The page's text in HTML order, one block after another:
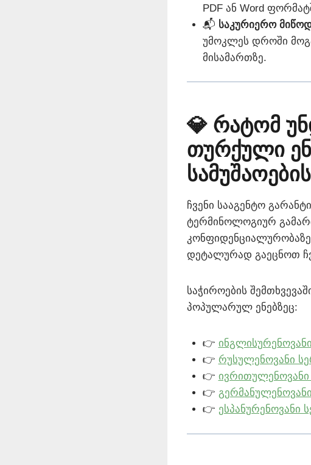
PDF ან Word
📬 საკურიერო
უმოკლეს დროში
მისამართზე.
💎 რატომ
თურქული
ჩვენი სააგენტო
ტერმინოლოგიურ
დეტალურად გაეცნოთ
საჭიროების
პოპულარულ ენებზეც:
👉
👉 რუსულენოვანი
👉 ივრითულენოვანი
👉
👉 ესპანურენოვანი